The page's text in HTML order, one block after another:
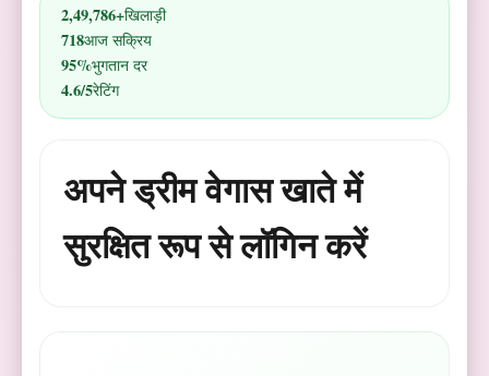
2,49,786+खिलाड़ी
718आज सक्रिय
95%भुगतान दर
4.6/5रेटिंग
अपने ड्रीम वेगास खाते में
सुरक्षित रूप से लॉगिन करें